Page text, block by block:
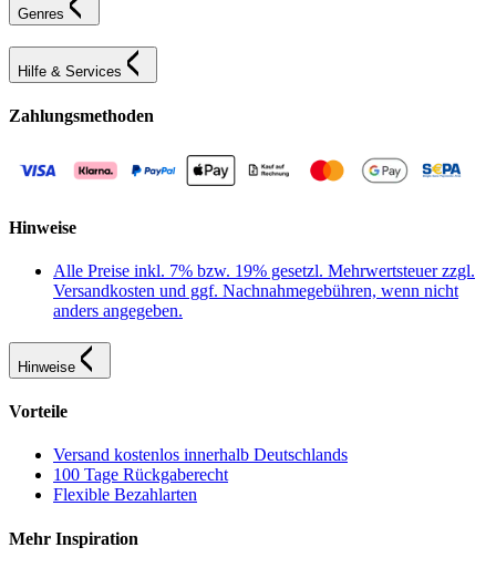
Genres
Hilfe & Services
Zahlungsmethoden
Hinweise
Alle Preise inkl. 7% bzw. 19% gesetzl. Mehrwertsteuer zzgl.
Versandkosten und ggf. Nachnahmegebühren, wenn nicht
anders angegeben.
Hinweise
Vorteile
Versand kostenlos innerhalb Deutschlands
100 Tage Rückgaberecht
Flexible Bezahlarten
Mehr Inspiration